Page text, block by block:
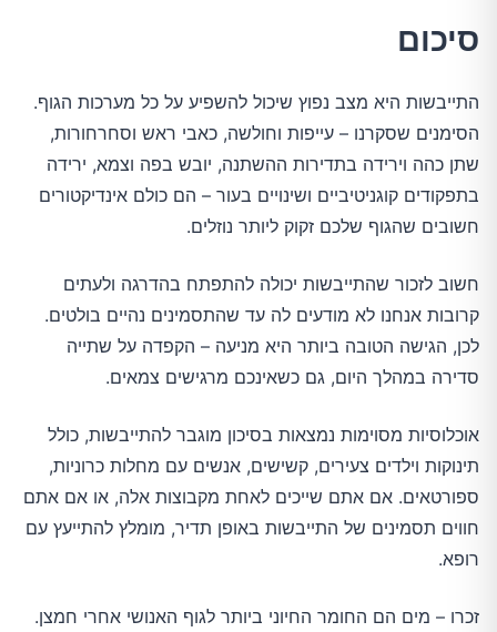
סיכום
התייבשות היא מצב נפוץ שיכול להשפיע על כל מערכות הגוף.
הסימנים שסקרנו – עייפות וחולשה, כאבי ראש וסחרחורות,
שתן כהה וירידה בתדירות ההשתנה, יובש בפה וצמא, ירידה
בתפקודים קוגניטיביים ושינויים בעור – הם כולם אינדיקטורים
חשובים שהגוף שלכם זקוק ליותר נוזלים.
חשוב לזכור שהתייבשות יכולה להתפתח בהדרגה ולעתים
קרובות אנחנו לא מודעים לה עד שהתסמינים נהיים בולטים.
לכן, הגישה הטובה ביותר היא מניעה – הקפדה על שתייה
סדירה במהלך היום, גם כשאינכם מרגישים צמאים.
אוכלוסיות מסוימות נמצאות בסיכון מוגבר להתייבשות, כולל
תינוקות וילדים צעירים, קשישים, אנשים עם מחלות כרוניות,
ספורטאים. אם אתם שייכים לאחת מקבוצות אלה, או אם אתם
חווים תסמינים של התייבשות באופן תדיר, מומלץ להתייעץ עם
רופא.
זכרו – מים הם החומר החיוני ביותר לגוף האנושי אחרי חמצן.